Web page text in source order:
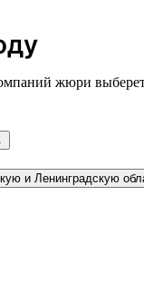
жюри
и Ленинградскую